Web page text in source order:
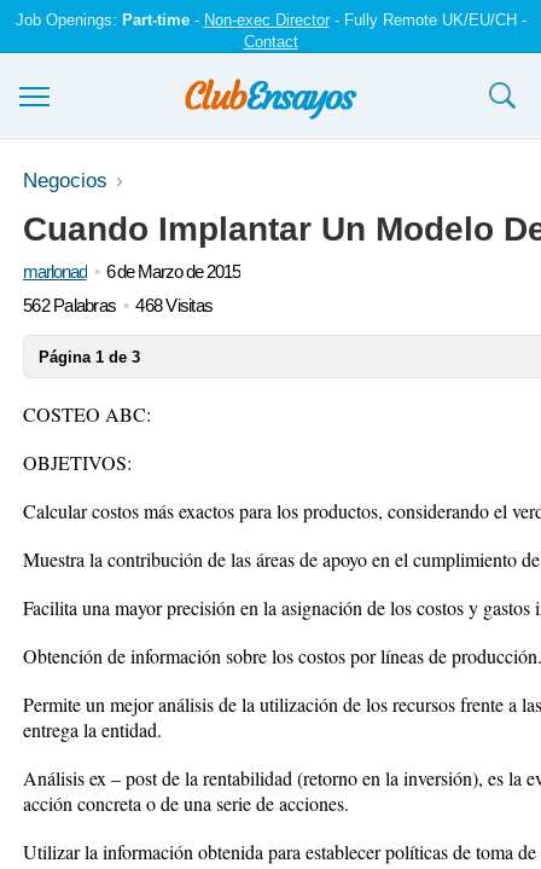
Job Openings: Part-time- Non-exec Director- Fully Remote UK/EU/CH -
Contact
Ensayos y trabajos
Registrarse
Iniciar sesión
Negocios
Cuando Implantar Un Modelo
marlonad
6 de Marzo de 2015
562 Palabras
468 Visitas
Página 1 de 3
COSTEO ABC:
OBJETIVOS:
Calcular costos más exactos para los productos, considerando el
Muestra la contribución de las áreas de apoyo en el cumplimiento
Facilita una mayor precisión en la asignación de los costos y gastos
Obtención de información sobre los costos por líneas de producción.
Permite un mejor análisis de la utilización de los recursos frente a
entrega la entidad.
Análisis ex – post de la rentabilidad (retorno en la inversión), es la
acción concreta o de una serie de acciones.
Utilizar la información obtenida para establecer políticas de toma